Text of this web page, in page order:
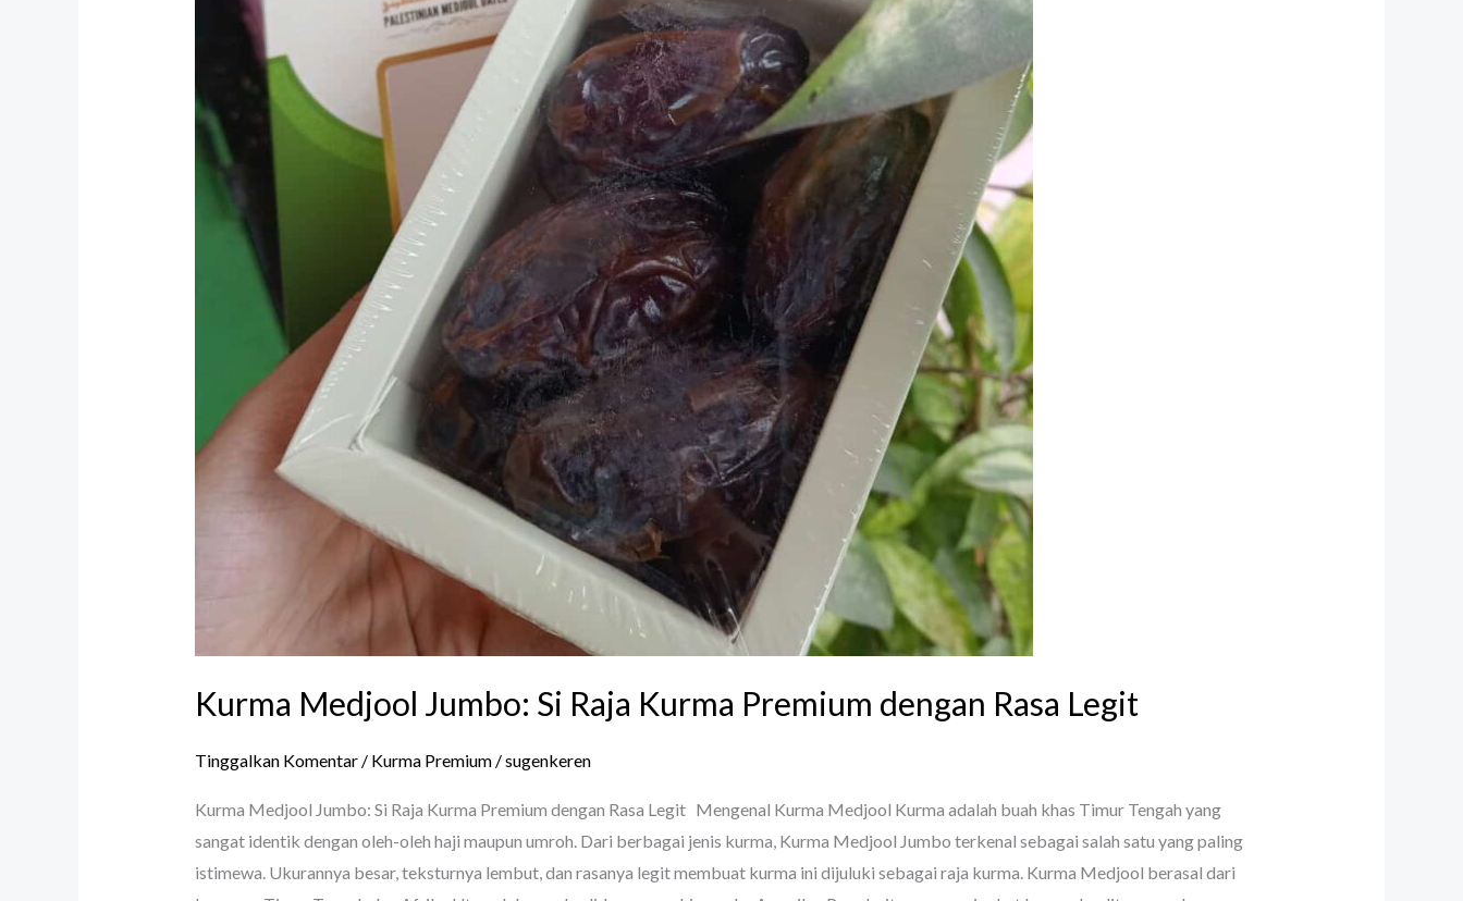
Kurma Medjool Jumbo: Si Raja Kurma Premium dengan Rasa Legit
Tinggalkan Komentar / Kurma Premium/sugenkeren
Kurma Medjool Jumbo: Si Raja Kurma Premium dengan Rasa Legit Mengenal Kurma Medjool Kurma adalah buah khas Timur Tengah yang
sangat identik dengan oleh-oleh haji maupun umroh. Dari berbagai jenis kurma, Kurma Medjool Jumbo terkenal sebagai salah satu yang paling
istimewa. Ukurannya besar, teksturnya lembut, dan rasanya legit membuat kurma ini dijuluki sebagai raja kurma. Kurma Medjool berasal dari